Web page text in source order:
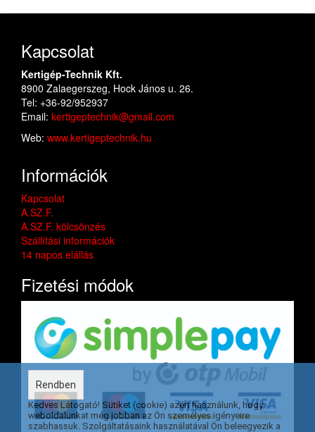
Kapcsolat
Kertigép-Technik Kft.
8900 Zalaegerszeg, Hock János u. 26.
Tel: +36-92/952937
Email: kertigeptechnik@gmail.com
Web: www.kertigeptechnik.hu
Információk
Kapcsolat
A.SZ.F.
A.SZ.F. kölcsönzés
Szállítási információk
14 napos elállás
Fizetési módok
Rendben
Kedves Látogató! Sütiket (cookie) azért használunk, hogy
weboldalunkat még jobban az Ön személyes igényeire
szabhassuk. Szolgáltatásaink használatával Ön beleegyezik a